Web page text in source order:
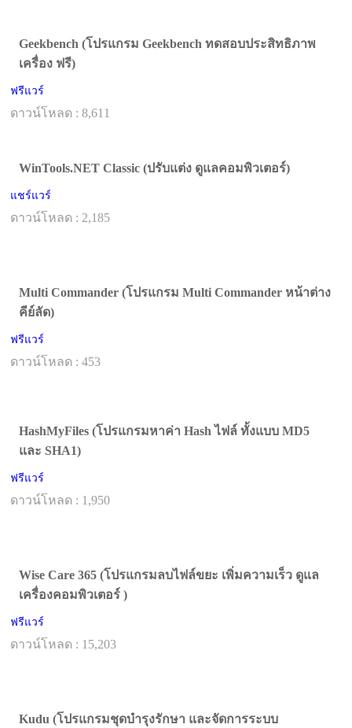
Geekbench (โปรแกรม Geekbench ทดสอบประสิทธิภาพ
เครื่อง ฟรี)
ฟรีแวร์
ดาวน์โหลด : 8,611
WinTools.NET Classic (ปรับแต่ง ดูแลคอมพิวเตอร์)
แชร์แวร์
ดาวน์โหลด : 2,185
Multi Commander (โปรแกรม Multi Commander หน้าต่าง
คีย์ลัด)
ฟรีแวร์
ดาวน์โหลด : 453
HashMyFiles (โปรแกรมหาค่า Hash ไฟล์ ทั้งแบบ MD5
และ SHA1)
ฟรีแวร์
ดาวน์โหลด : 1,950
Wise Care 365 (โปรแกรมลบไฟล์ขยะ เพิ่มความเร็ว ดูแล
เครื่องคอมพิวเตอร์ )
ฟรีแวร์
ดาวน์โหลด : 15,203
Kudu (โปรแกรมชุดบำรุงรักษา และจัดการระบบ